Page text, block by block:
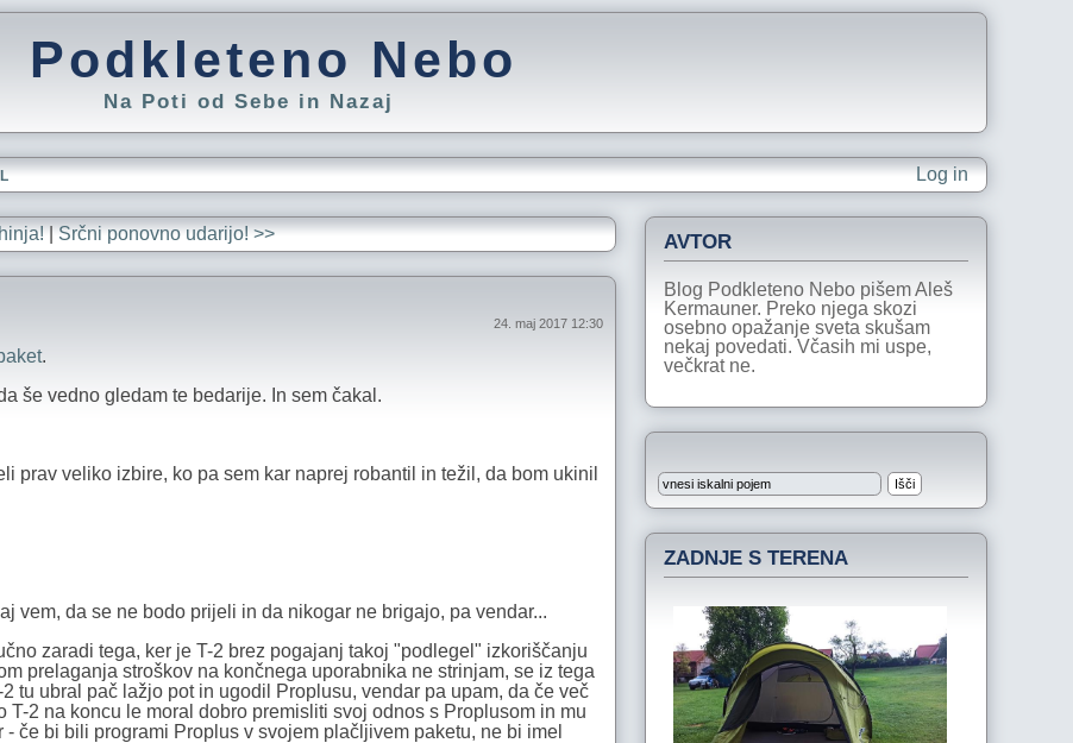
Podkleteno Nebo
Na Poti od Sebe in Nazaj
Log in
|Srčni ponovno udarijo! >>
24. maj 2017 12:30
.
še vedno gledam te bedarije. In sem čakal.
prav veliko izbire, ko pa sem kar naprej robantil in težil, da bom ukinil
vem, da se ne bodo prijeli in da nikogar ne brigajo, pa vendar...
zaradi tega, ker je T-2 brez pogajanj takoj "podlegel" izkoriščanju
prelaganja stroškov na končnega uporabnika ne strinjam, se iz tega
tu ubral pač lažjo pot in ugodil Proplusu, vendar pa upam, da če več
2 na koncu le moral dobro premisliti svoj odnos s Proplusom in mu
če bi bili programi Proplus v svojem plačljivem paketu, ne bi imel
AVTOR
Blog Podkleteno Nebo pišem Aleš
Kermauner. Preko njega skozi
osebno opažanje sveta skušam
nekaj povedati. Včasih mi uspe,
večkrat ne.
ZADNJE S TERENA